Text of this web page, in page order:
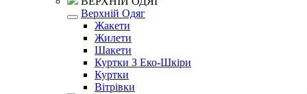
Верхній Одяг
Жакети
Жилети
Шакети
Куртки З Еко-Шкіри
Куртки
Вітрівки